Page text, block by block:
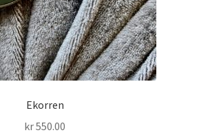
Ekorren
kr550.00